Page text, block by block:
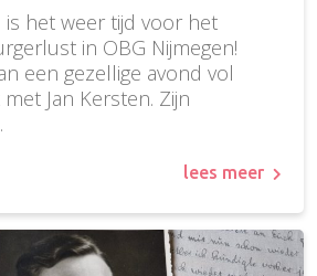
is het weer tijd voor het
in OBG Nijmegen!
een gezellige avond vol
Jan Kersten. Zijn
lees meer